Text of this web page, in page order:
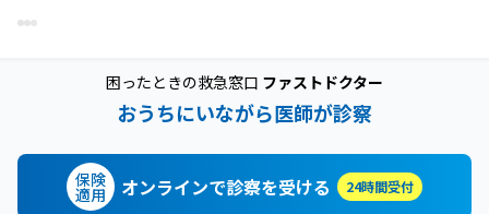
困ったときの救急窓口 ファストドクター
おうちにいながら医師が診察
保険
適用 オンラインで診察を受ける 24時間受付